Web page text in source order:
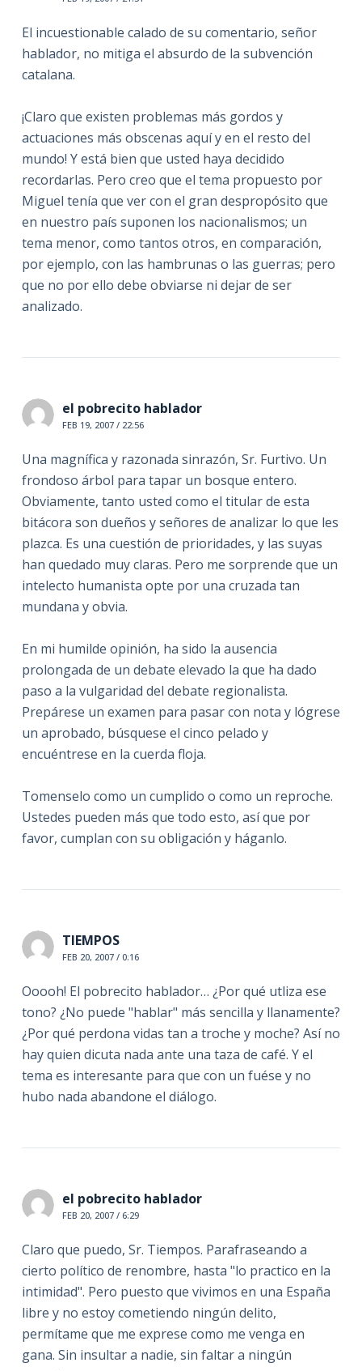
El incuestionable calado de su comentario, señor
hablador, no mitiga el absurdo de la subvención
catalana.
¡Claro que existen problemas más gordos y
actuaciones más obscenas aquí y en el resto del
mundo! Y está bien que usted haya decidido
recordarlas. Pero creo que el tema propuesto por
Miguel tenía que ver con el gran despropósito que
en nuestro país suponen los nacionalismos; un
tema menor, como tantos otros, en comparación,
por ejemplo, con las hambrunas o las guerras; pero
que no por ello debe obviarse ni dejar de ser
analizado.
el pobrecito hablador
FEB 19, 2007 / 22:56
Una magnífica y razonada sinrazón, Sr. Furtivo. Un
frondoso árbol para tapar un bosque entero.
Obviamente, tanto usted como el titular de esta
bitácora son dueños y señores de analizar lo que les
plazca. Es una cuestión de prioridades, y las suyas
han quedado muy claras. Pero me sorprende que un
intelecto humanista opte por una cruzada tan
mundana y obvia.
En mi humilde opinión, ha sido la ausencia
prolongada de un debate elevado la que ha dado
paso a la vulgaridad del debate regionalista.
Prepárese un examen para pasar con nota y lógrese
un aprobado, búsquese el cinco pelado y
encuéntrese en la cuerda floja.
Tomenselo como un cumplido o como un reproche.
Ustedes pueden más que todo esto, así que por
favor, cumplan con su obligación y háganlo.
TIEMPOS
FEB 20, 2007 / 0:16
Ooooh! El pobrecito hablador… ¿Por qué utliza ese
tono? ¿No puede "hablar" más sencilla y llanamente?
¿Por qué perdona vidas tan a troche y moche? Así no
hay quien dicuta nada ante una taza de café. Y el
tema es interesante para que con un fuése y no
hubo nada abandone el diálogo.
el pobrecito hablador
FEB 20, 2007 / 6:29
Claro que puedo, Sr. Tiempos. Parafraseando a
cierto político de renombre, hasta "lo practico en la
intimidad". Pero puesto que vivimos en una España
libre y no estoy cometiendo ningún delito,
permítame que me exprese como me venga en
gana. Sin insultar a nadie, sin faltar a ningún